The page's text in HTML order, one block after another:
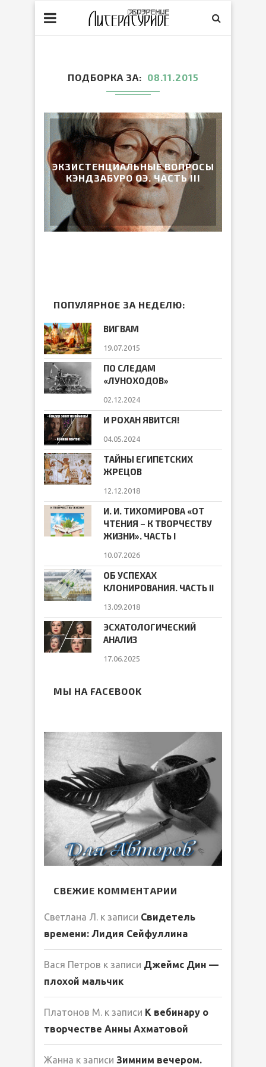
ПОДБОРКА ЗА 08.11.2015
ЭКЗИСТЕНЦИАЛЬНЫЕ ВОПРОСЫ
КЭНДЗАБУРО ОЭ. ЧАСТЬ III
ПОПУЛЯРНОЕ ЗА НЕДЕЛЮ:
ВИГВАМ
19.07.2015
ПО СЛЕДАМ
«ЛУНОХОДОВ»
02.12.2024
И РОХАН ЯВИТСЯ!
04.05.2024
ТАЙНЫ ЕГИПЕТСКИХ
ЖРЕЦОВ
12.12.2018
И. И. ТИХОМИРОВА «ОТ
ЧТЕНИЯ – К ТВОРЧЕСТВУ
ЖИЗНИ». ЧАСТЬ I
10.07.2026
ОБ УСПЕХАХ
КЛОНИРОВАНИЯ. ЧАСТЬ II
13.09.2018
ЭСХАТОЛОГИЧЕСКИЙ
АНАЛИЗ
17.06.2025
МЫ НА FACEBOOK
СВЕЖИЕ КОММЕНТАРИИ
Светлана Л. к записи Свидетель
времени: Лидия Сейфуллина
Вася Петров к записи Джеймс Дин —
плохой мальчик
Платонов М. к записи К вебинару о
творчестве Анны Ахматовой
Жанна к записи Зимним вечером.